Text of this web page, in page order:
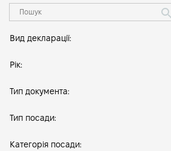
Вид декларації:
Рік:
Тип документа:
Тип посади:
Категорія посади: